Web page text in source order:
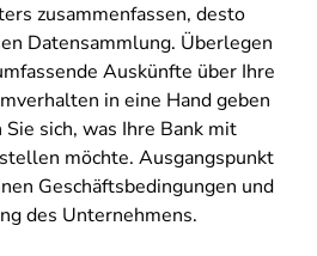
zusammenfassen, desto
Datensammlung. Überlegen
Auskünfte über Ihre
in eine Hand geben
sich, was Ihre Bank mit
möchte. Ausgangspunkt
Geschäftsbedingungen und
des Unternehmens.